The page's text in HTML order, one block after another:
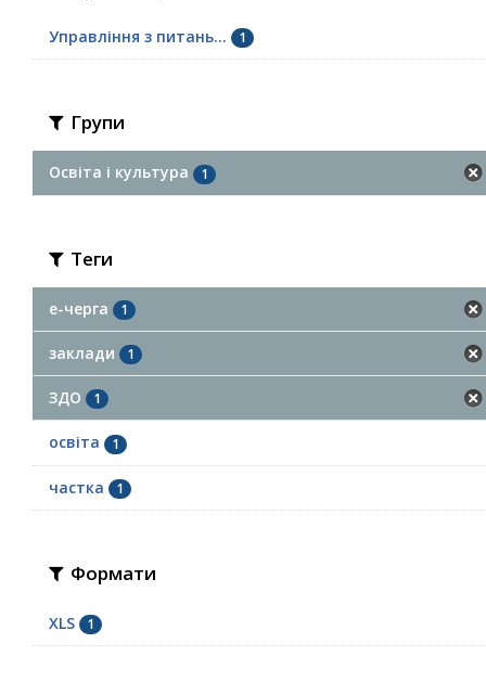
Управління з питань... 1
Групи
Освіта і культура 1
Теги
е-черга 1
заклади 1
ЗДО 1
освіта 1
частка 1
Формати
XLS 1